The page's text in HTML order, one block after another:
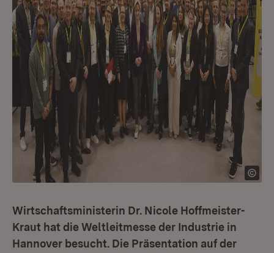
Wirtschaftsministerin Dr. Nicole Hoffmeister-
Kraut hat die Weltleitmesse der Industrie in
Hannover besucht. Die Präsentation auf der